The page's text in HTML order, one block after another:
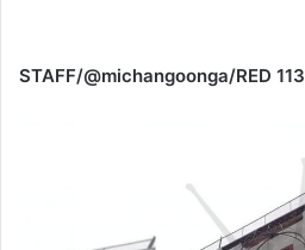
STAFF/@michangoonga/RED 113